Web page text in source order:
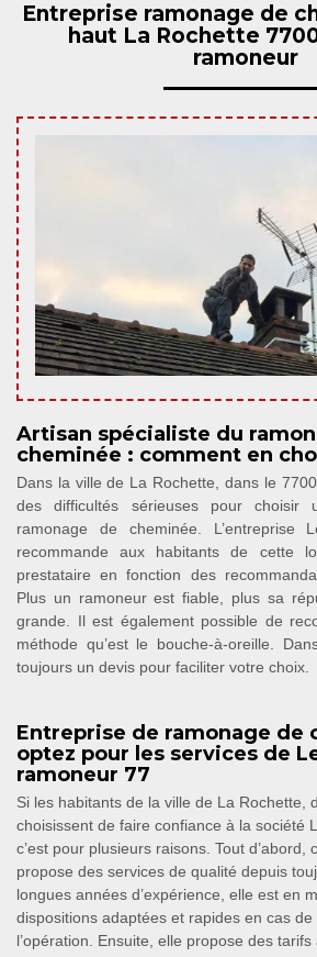
Entreprise ramonage de
haut La Rochette
ramoneur
Artisan spécialiste du
cheminée : comment en
Dans la ville de La Rochette, dans le
des difficultés sérieuses pour choisir
ramonage de cheminée. L’entreprise
recommande aux habitants de cette
prestataire en fonction des
Plus un ramoneur est fiable, plus sa
grande. Il est également possible de
méthode qu’est le bouche-à-oreille.
toujours un devis pour faciliter votre choix.
Entreprise de ramonage de
optez pour les services de
ramoneur 77
Si les habitants de la ville de La Rochette,
choisissent de faire confiance à la société
c’est pour plusieurs raisons. Tout d’abord,
propose des services de qualité depuis
longues années d’expérience, elle est en
dispositions adaptées et rapides en cas
l’opération. Ensuite, elle propose des